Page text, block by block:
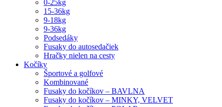
0-25kg
15-36kg
9-18kg
9-36kg
Podsedáky
Fusaky do autosedačiek
Hračky nielen na cesty
Kočíky
Športové a golfové
Kombinované
Fusaky do kočíkov – BAVLNA
Fusaky do kočíkov – MINKY, VELVET